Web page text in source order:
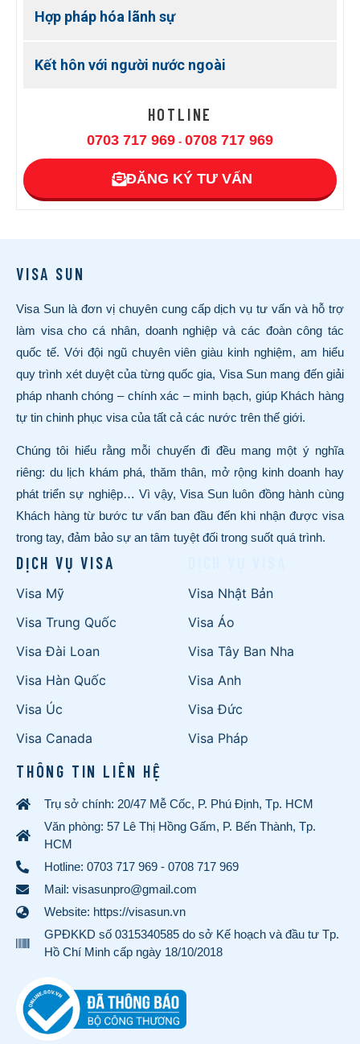
Hợp pháp hóa lãnh sự
Kết hôn với người nước ngoài
HOTLINE
0703 717 969 - 0708 717 969
ĐĂNG KÝ TƯ VẤN
VISA SUN
Visa Sun là đơn vị chuyên cung cấp dịch vụ tư vấn và hỗ trợ
làm visa cho cá nhân, doanh nghiệp và các đoàn công tác
quốc tế. Với đội ngũ chuyên viên giàu kinh nghiệm, am hiểu
quy trình xét duyệt của từng quốc gia, Visa Sun mang đến giải
pháp nhanh chóng – chính xác – minh bạch, giúp Khách hàng
tự tin chinh phục visa của tất cả các nước trên thế giới.
Chúng tôi hiểu rằng mỗi chuyến đi đều mang một ý nghĩa
riêng: du lịch khám phá, thăm thân, mở rộng kinh doanh hay
phát triển sự nghiệp… Vì vậy, Visa Sun luôn đồng hành cùng
Khách hàng từ bước tư vấn ban đầu đến khi nhận được visa
trong tay, đảm bảo sự an tâm tuyệt đối trong suốt quá trình.
DỊCH VỤ VISA
Visa Mỹ
Visa Trung Quốc
Visa Đài Loan
Visa Hàn Quốc
Visa Úc
Visa Canada
Visa Nhật Bản
Visa Áo
Visa Tây Ban Nha
Visa Anh
Visa Đức
Visa Pháp
THÔNG TIN LIÊN HỆ
Trụ sở chính: 20/47 Mễ Cốc, P. Phú Định, Tp. HCM
Văn phòng: 57 Lê Thị Hồng Gấm, P. Bến Thành, Tp.
HCM
Hotline: 0703 717 969 - 0708 717 969
Mail: visasunpro@gmail.com
Website: https://visasun.vn
GPĐKKD số 0315340585 do sở Kế hoạch và đầu tư Tp.
Hồ Chí Minh cấp ngày 18/10/2018